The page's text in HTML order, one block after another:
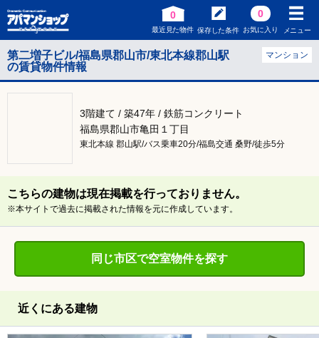
0
最近見た物件 保存した条件
0
お気に入り メニュー
第二増子ビル/福島県郡山市/東北本線郡山駅
の賃貸物件情報
マンション
3階建て / 築47年 / 鉄筋コンクリート
福島県郡山市亀田１丁目
東北本線 郡山駅/バス乗車20分/福島交通 桑野/徒歩5分
こちらの建物は現在掲載を行っておりません。
※本サイトで過去に掲載された情報を元に作成しています。
同じ市区で空室物件を探す
近くにある建物